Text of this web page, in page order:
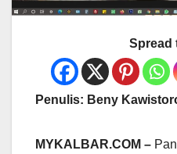
Spread
Penulis: Beny
MYKALBAR.COM –